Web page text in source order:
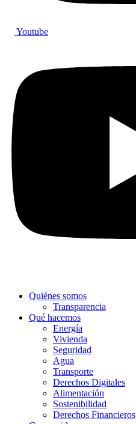
Youtube
Quiénes somos
Transparencia
Qué hacemos
Energía
Vivienda
Seguridad
Agua
Transporte
Derechos Digitales
Alimentación
Sostenibilidad
Derechos Financieros